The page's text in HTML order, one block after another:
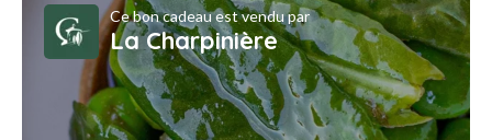
Ce bon cadeau est vendu par
La Charpinière